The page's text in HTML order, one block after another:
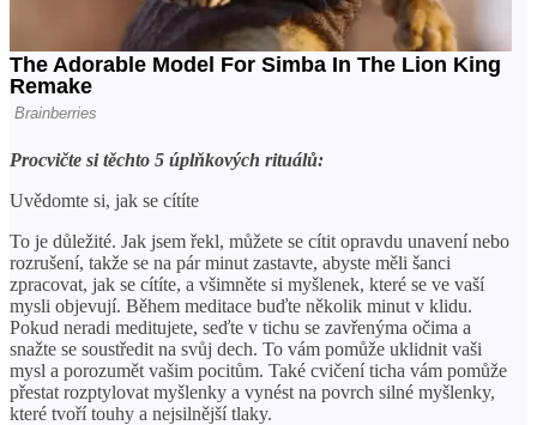
Procvičte si těchto 5 úplňkových rituálů:
Uvědomte si, jak se cítíte
To je důležité. Jak jsem řekl, můžete se cítit opravdu unavení nebo
rozrušení, takže se na pár minut zastavte, abyste měli šanci
zpracovat, jak se cítíte, a všimněte si myšlenek, které se ve vaší
mysli objevují. Během meditace buďte několik minut v klidu.
Pokud neradi meditujete, seďte v tichu se zavřenýma očima a
snažte se soustředit na svůj dech. To vám pomůže uklidnit vaši
mysl a porozumět vašim pocitům. Také cvičení ticha vám pomůže
přestat rozptylovat myšlenky a vynést na povrch silné myšlenky,
které tvoří touhy a nejsilnější tlaky.